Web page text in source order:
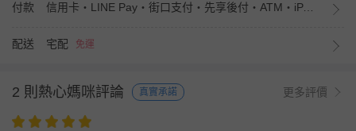
付款 信用卡・LINE Pay・街口支付・先享後付・ATM・iPASS MONEY
配送 宅配 免運
2 則熱心媽咪評論 真實承諾 更多評價